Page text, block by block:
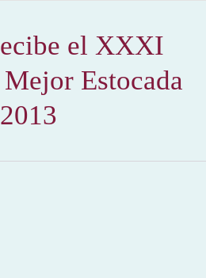
el XXXI
Estocada
2013